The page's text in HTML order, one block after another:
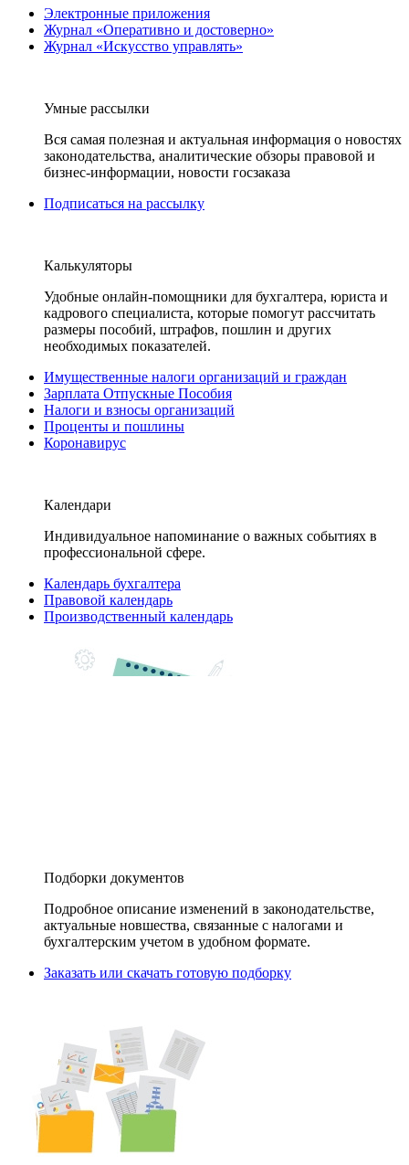
Электронные приложения
Журнал «Оперативно и достоверно»
Журнал «Искусство управлять»
Умные рассылки
Вся самая полезная и актуальная информация о новостях
законодательства, аналитические обзоры правовой и
бизнес-информации, новости госзаказа
Подписаться на рассылку
Калькуляторы
Удобные онлайн-помощники для бухгалтера, юриста и
кадрового специалиста, которые помогут рассчитать
размеры пособий, штрафов, пошлин и других
необходимых показателей.
Имущественные налоги организаций и граждан
Зарплата Отпускные Пособия
Налоги и взносы организаций
Проценты и пошлины
Коронавирус
Календари
Индивидуальное напоминание о важных событиях в
профессиональной сфере.
Календарь бухгалтера
Правовой календарь
Производственный календарь
Подборки документов
Подробное описание изменений в законодательстве,
актуальные новшества, связанные с налогами и
бухгалтерским учетом в удобном формате.
Заказать или скачать готовую подборку